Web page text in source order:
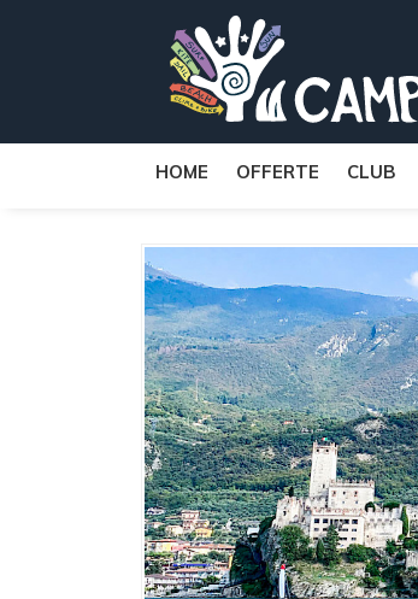
HOME OFFERTE CLUB